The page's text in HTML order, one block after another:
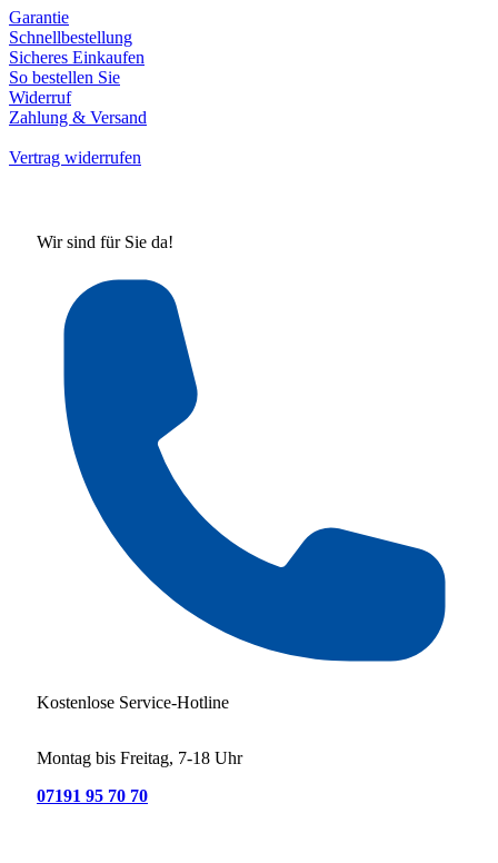
Garantie
Schnellbestellung
Sicheres Einkaufen
So bestellen Sie
Widerruf
Zahlung & Versand
Vertrag widerrufen
Wir sind für Sie da!
Kostenlose Service-Hotline
Montag bis Freitag, 7-18 Uhr
07191 95 70 70